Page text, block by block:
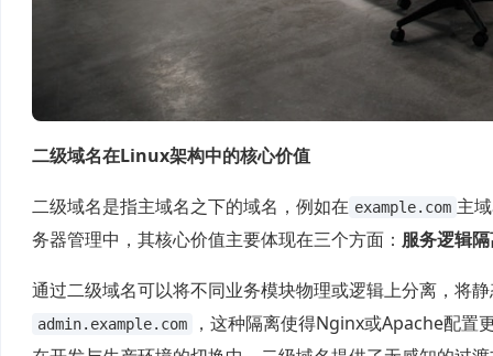
二级域名在Linux架构中的核心价值
二级域名是指主域名之下的域名，例如在 example.com 主
务器管理中，其核心价值主要体现在三个方面： 服务逻辑
通过二级域名可以将不同业务模块物理或逻辑上分离，将
admin.example.com
，这种隔离使得Nginx或Apache配置